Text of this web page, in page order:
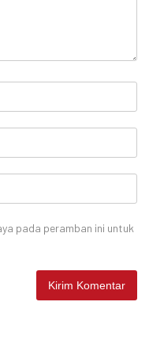
pada peramban ini untuk